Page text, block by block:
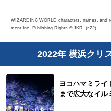
WIZARDING WORLD characters, names, and
ment Inc. Publishing Rights © JKR. (s22)
2022年 横浜クリ
ヨコハマミライ
まで広大なイル